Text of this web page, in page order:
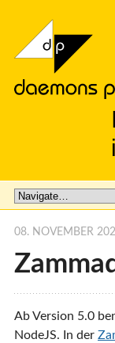
08. NOVEMBER
Ab Version 5.0
NodeJS. In der